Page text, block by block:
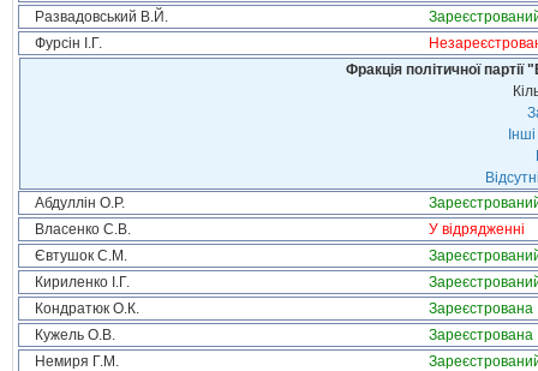
Развадовський В.Й.
Фурсін І.Г.
Фракція політичної
Абдуллін О.Р.
Власенко С.В.
У відрядженні
Євтушок С.М.
Кириленко І.Г.
Кондратюк О.К.
Зареєстрована
Кужель О.В.
Зареєстрована
Немиря Г.М.